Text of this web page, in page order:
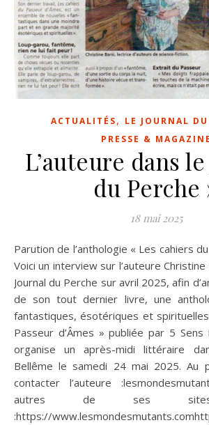
ACTUALITÉS, LE JOURNAL DU
PRESSE & MAGAZINE
L’auteure dans
du Perche
18 mai 2025
Parution de l’anthologie « Les cahiers du Passeur d’Âmes »
Voici un interview sur l’auteure
Journal du Perche sur avril 2025, afin
de son tout dernier livre, une
fantastiques, ésotériques et
Passeur d’Âmes » publiée par 5 Sens
organise un après-midi littéraire
Bellême le samedi 24 mai 2025. Au
contacter l’auteure
autres de ses sites
:https://